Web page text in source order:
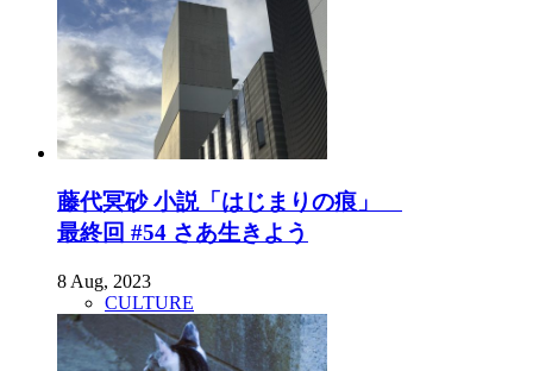
藤代冥砂 小説「はじまりの痕」
最終回 #54 さあ生きよう
8 Aug, 2023
CULTURE